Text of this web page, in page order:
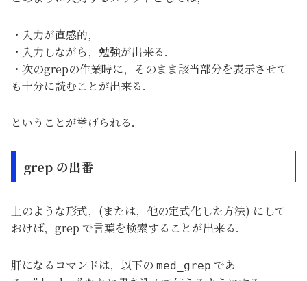
・入力が直感的，
・入力しながら，勉強が出来る．
・次のgrepの作業時に，そのまま該当部分を表示させて
も十分に読むことが出来る．
ということが挙げられる．
grep の出番
上のような形式，(または，他の定式化した方法) にして
おけば，grep で言葉を検索することが出来る．
肝になるコマンドは，以下の med_grep であ